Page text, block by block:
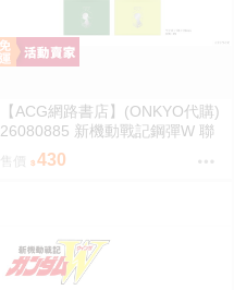
【ACG網路書店】(ONKYO代購)
26080885 新機動戰記鋼彈W 聯
名耳機 收納包
430